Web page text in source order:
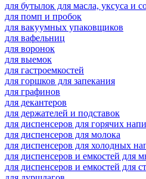
для бутылок для масла, уксуса и
для помп и пробок
для вакуумных упаковщиков
для вафельниц
для воронок
для выемок
для гастроемкостей
для горшков для запекания
для графинов
для декантеров
для держателей и подставок
для диспенсеров для горячих
для диспенсеров для молока
для диспенсеров для холодных
для диспенсеров и емкостей для
для диспенсеров и емкостей для